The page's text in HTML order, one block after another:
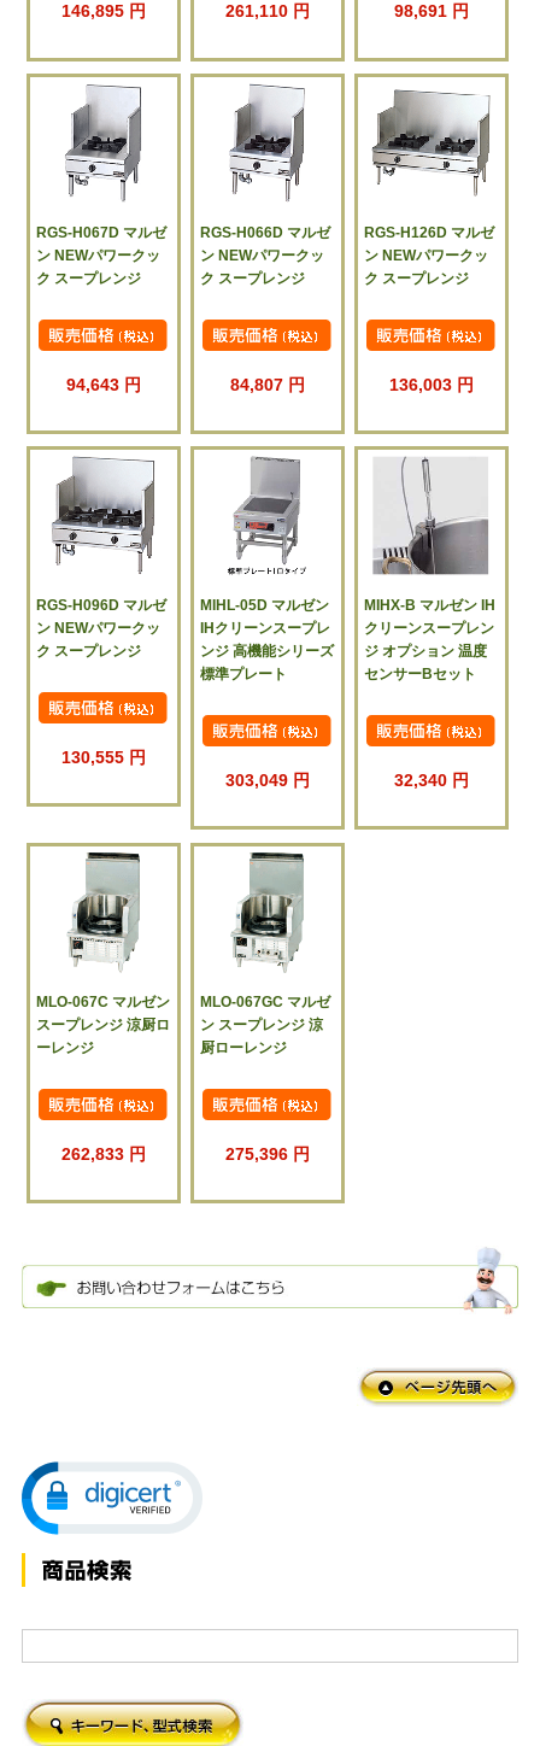
146,895 円 261,110 円 98,691 円
RGS-H067D マルゼ
ン NEWパワークッ
ク スープレンジ
94,643 円
RGS-H066D マルゼ
ン NEWパワークッ
ク スープレンジ
84,807 円
RGS-H126D マルゼ
ン NEWパワークッ
ク スープレンジ
136,003 円
RGS-H096D マルゼ
ン NEWパワークッ
ク スープレンジ
130,555 円
MIHL-05D マルゼン
IHクリーンスープレ
ンジ 高機能シリーズ
標準プレート
303,049 円
MIHX-B マルゼン IH
クリーンスープレン
ジ オプション 温度
センサーBセット
32,340 円
MLO-067C マルゼン
スープレンジ 涼厨ロ
ーレンジ
262,833 円
MLO-067GC マルゼ
ン スープレンジ 涼
厨ローレンジ
275,396 円